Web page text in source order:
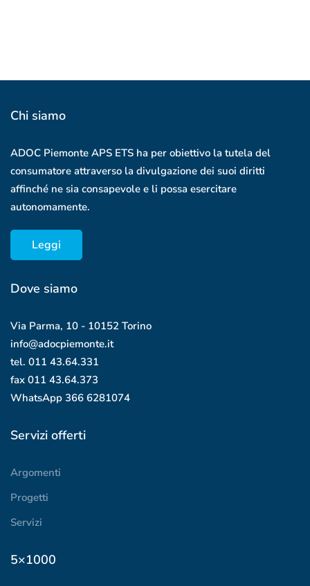
Chi siamo
ADOC Piemonte APS ETS ha per obiettivo la tutela del
consumatore attraverso la divulgazione dei suoi diritti
affinché ne sia consapevole e li possa esercitare
autonomamente.
Leggi
Dove siamo
Via Parma, 10 - 10152 Torino
info@adocpiemonte.it
tel. 011 43.64.331
fax 011 43.64.373
WhatsApp 366 6281074
Servizi offerti
Argomenti
Progetti
Servizi
5×1000